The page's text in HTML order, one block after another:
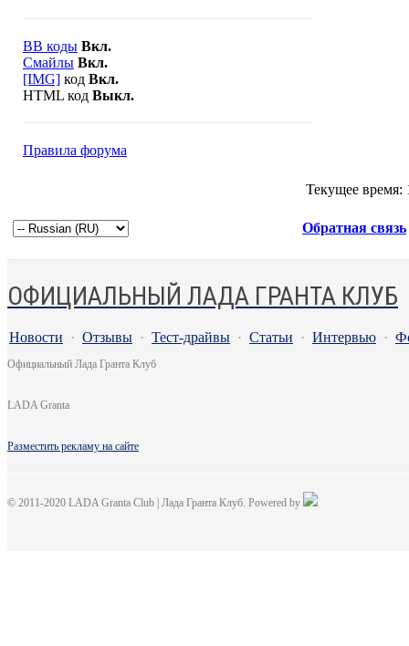
BB коды Вкл.
Смайлы Вкл.
[IMG] код Вкл.
HTML код Выкл.
Правила форума
Текущее время:
Обратная связь
ОФИЦИАЛЬНЫЙ ЛАДА ГРАНТА КЛУБ
Новости · Отзывы · Тест-драйвы · Статьи · Интервью ·
Официальный Лада Гранта Клуб
LADA Granta
Разместить рекламу на сайте
© 2011-2020 LADA Granta Club | Лада Гранта Клуб. Powered by